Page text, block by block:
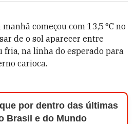
começou com 13,5 °C no
de o sol aparecer entre
fria, na linha do esperado para
carioca.
por dentro das últimas
Brasil e do Mundo